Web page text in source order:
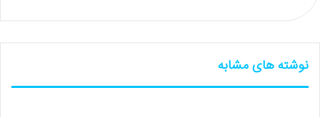
نوشته های مشابه